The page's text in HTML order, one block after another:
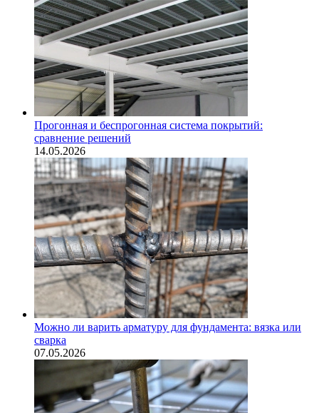
Прогонная и беспрогонная система покрытий:
сравнение решений
14.05.2026
Можно ли варить арматуру для фундамента: вязка или
сварка
07.05.2026